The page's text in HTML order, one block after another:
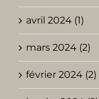
avril 2024 (1)
mars 2024 (2)
février 2024 (2)